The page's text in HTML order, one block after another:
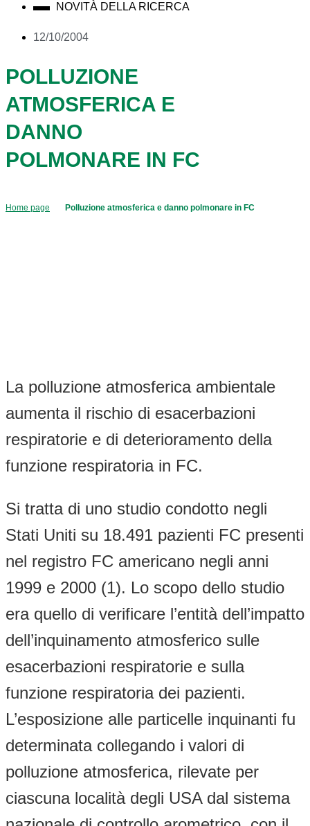
NOVITÀ DELLA RICERCA
12/10/2004
POLLUZIONE
ATMOSFERICA E
DANNO
POLMONARE IN FC
Home page Polluzione atmosferica e danno polmonare in FC
La polluzione atmosferica ambientale
aumenta il rischio di esacerbazioni
respiratorie e di deterioramento della
funzione respiratoria in FC.
Si tratta di uno studio condotto negli
Stati Uniti su 18.491 pazienti FC presenti
nel registro FC americano negli anni
1999 e 2000 (1). Lo scopo dello studio
era quello di verificare l’entità dell’impatto
dell’inquinamento atmosferico sulle
esacerbazioni respiratorie e sulla
funzione respiratoria dei pazienti.
L’esposizione alle particelle inquinanti fu
determinata collegando i valori di
polluzione atmosferica, rilevate per
ciascuna località degli USA dal sistema